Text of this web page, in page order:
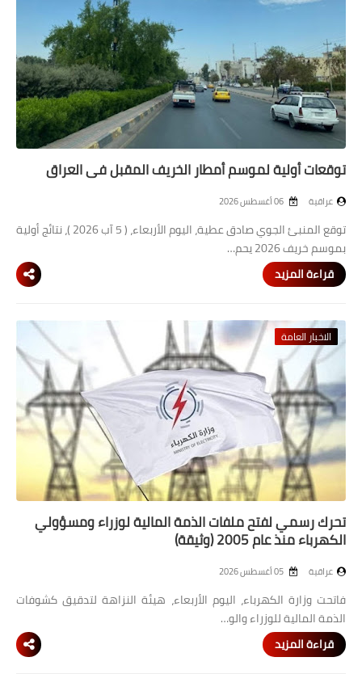
المرحلة الابتدائية
المرحلة المتوسطة
المرحلة الاعدادية
الجامعات
اخبار وقرارات وزارة التعليم
استمارة القبول المركزي
العطل
صحة وطب
فن ومشاهير
العامة
توقعات أولية لموسم أمطار الخريف المقبل في العراق
عراقية
توقع المنبئ الجوي صادق عطية، اليوم الأربعاء، ( 5 آب 2026 )، نتائج أولية
بموسم خريف 2026 يحم…
قراءة المزيد
الاخبار العامة
تحرك رسمي لفتح ملفات الذمة المالية لوزراء ومسؤولي
الكهرباء منذ عام 2005 (وثيقة)
عراقية
فاتحت وزارة الكهرباء، اليوم الأربعاء، هيئة النزاهة لتدقيق كشوفات
الذمة المالية للوزراء والو…
قراءة المزيد